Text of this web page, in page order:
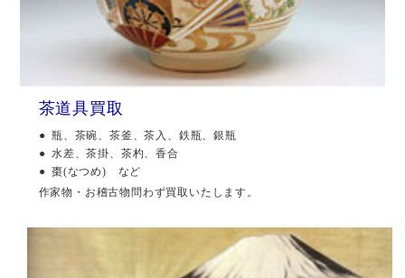
茶道具買取
瓶、茶碗、茶釜、茶入、鉄瓶、銀瓶
水差、茶掛、茶杓、香合
棗(なつめ) など
作家物・お稽古物問わず買取いたします。